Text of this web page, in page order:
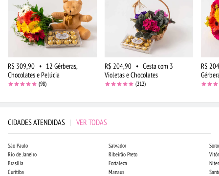
R$ 309,90 • 12 Gérberas,
Chocolates e Pelúcia
(98)
R$ 204,90 • Cesta com 3
Violetas e Chocolates
(212)
R$
CIDADES ATENDIDAS | VER TODAS
São Paulo
Rio de Janeiro
Brasília
Curitiba
Salvador
Ribeirão Preto
Fortaleza
Manaus